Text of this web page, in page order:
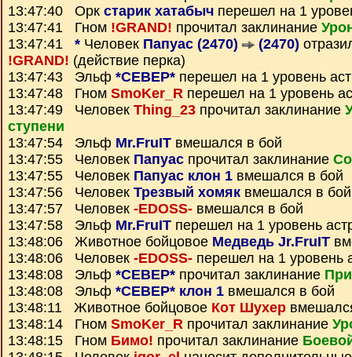
13:47:40 Орк старик хатабыч перешел на 1
13:47:41 Гном !GRAND! прочитал заклинание
13:47:41 * Человек Папуас (2470) (2470)
!GRAND! (действие перка)
13:47:43 Эльф *СЕВЕР* перешел на 1 уровень
13:47:48 Гном SmoKer_R перешел на 1 уровень
13:47:49 Человек Thing_23 прочитал заклинание
ступени
13:47:54 Эльф Mr.FruIT вмешался в бой
13:47:55 Человек Папуас прочитал заклинание
13:47:55 Человек Папуас клон 1 вмешался в бой
13:47:56 Человек Трезвый хомяк вмешался в бой
13:47:57 Человек -EDOSS- вмешался в бой
13:47:58 Эльф Mr.FruIT перешел на 1 уровень
13:48:06 Животное бойцовое Медведь Jr.FruIT
13:48:06 Человек -EDOSS- перешел на 1 уровень
13:48:08 Эльф *СЕВЕР* прочитал заклинание
13:48:08 Эльф *СЕВЕР* клон 1 вмешался в бой
13:48:11 Животное бойцовое Кот Шухер
13:48:14 Гном SmoKer_R прочитал заклинание
13:48:15 Гном Бимо! прочитал заклинание